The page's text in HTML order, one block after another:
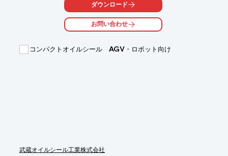
※詳しくはPDFをダウンロードしていただくか、お気軽にお問い
ダウンロード
お問い合わせ
コンパクトオイルシール AGV・ロボット向け
武蔵オイルシール工業株式会社